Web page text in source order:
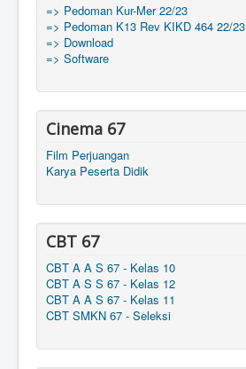
=> Pedoman Kur-Mer 22/23
=> Pedoman K13 Rev KIKD 464 22/23
=> Download
=> Software
Cinema 67
Film Perjuangan
Karya Peserta Didik
CBT 67
CBT A A S 67 - Kelas 10
CBT A S S 67 - Kelas 12
CBT A A S 67 - Kelas 11
CBT SMKN 67 - Seleksi